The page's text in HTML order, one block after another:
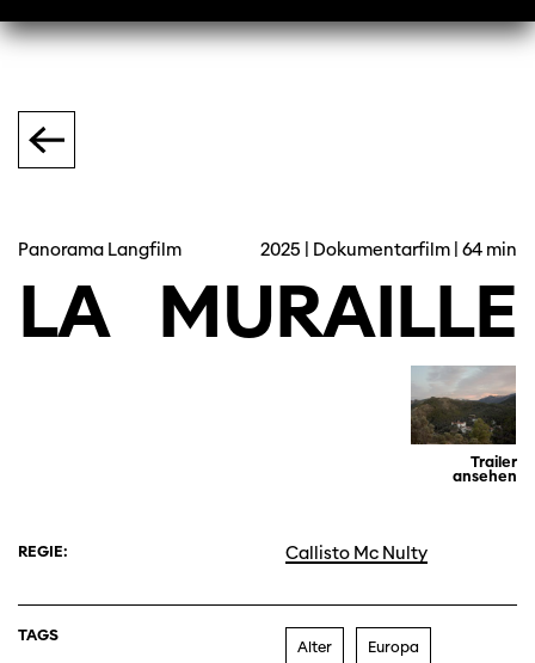
Panorama Langfilm 2025 | Dokumentarfilm | 64 min
LA MURAILLE
Trailer
ansehen
REGIE: Callisto Mc Nulty
TAGS
Alter Europa